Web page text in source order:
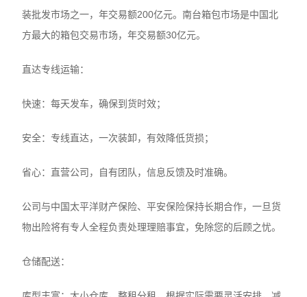
装批发市场之一，年交易额200亿元。南台箱包市场是中国北
方最大的箱包交易市场，年交易额30亿元。
直达专线运输：
快速：每天发车，确保到货时效；
安全：专线直达，一次装卸，有效降低货损；
省心：直营公司，自有团队，信息反馈及时准确。
公司与中国太平洋财产保险、平安保险保持长期合作，一旦货
物出险将有专人全程负责处理理赔事宜，免除您的后顾之忧。
仓储配送：